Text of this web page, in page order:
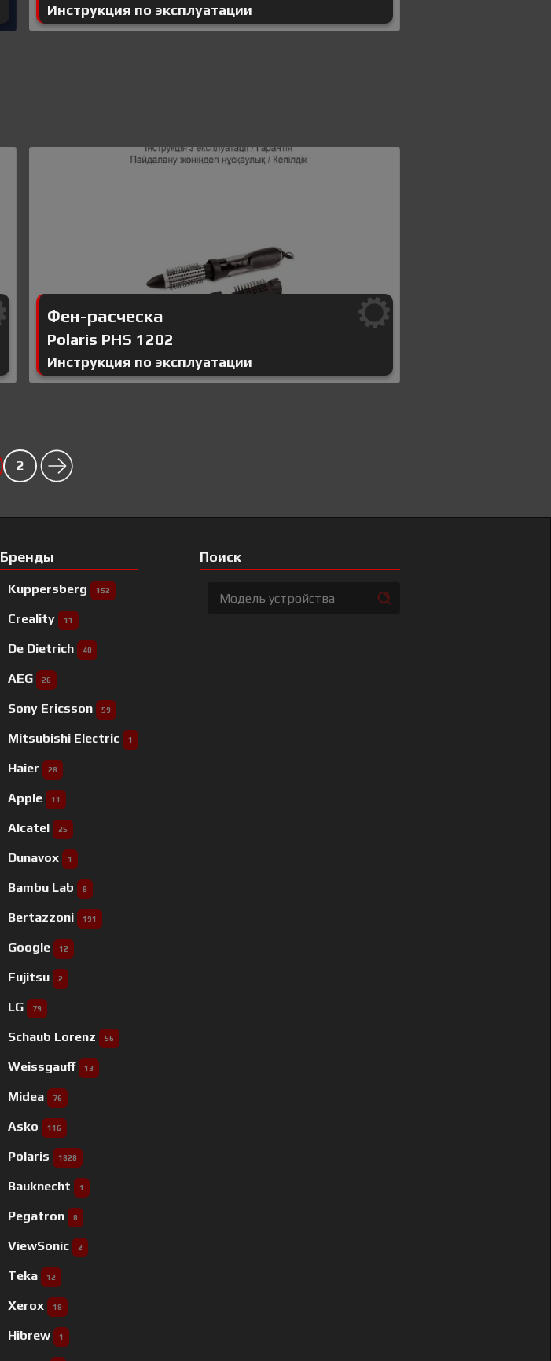
Инструкция по эксплуатации
Фен-расческа
Polaris PHS 1202
Инструкция по эксплуатации
2
Бренды
Kuppersberg 152
Creality 11
De Dietrich 40
AEG 26
Sony Ericsson 59
Mitsubishi Electric 1
Haier 28
Apple 11
Alcatel 25
Dunavox 1
Bambu Lab 8
Bertazzoni 191
Google 12
Fujitsu 2
LG 79
Schaub Lorenz 56
Weissgauff 13
Midea 76
Asko 116
Polaris 1828
Bauknecht 1
Pegatron 8
ViewSonic 2
Teka 12
Xerox 18
Hibrew 1
Поиск